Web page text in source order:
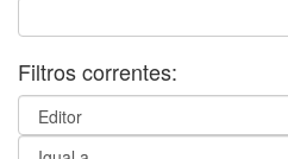
Filtros correntes: